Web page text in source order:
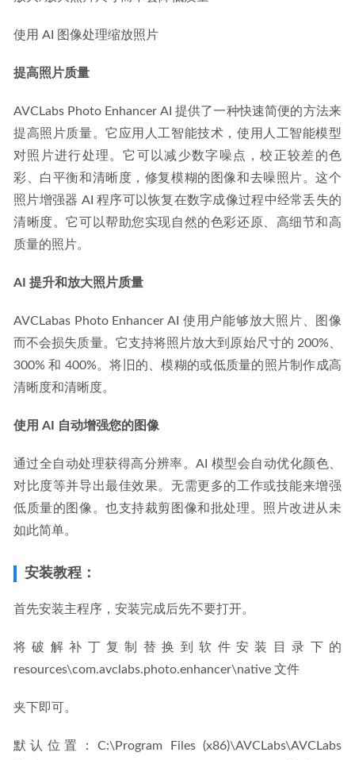
使用 AI 图像处理缩放照片
提高照片质量
AVCLabs Photo Enhancer AI 提供了一种快速简便的方法来
提高照片质量。它应用人工智能技术，使用人工智能模型
对照片进行处理。它可以减少数字噪点，校正较差的色
彩、白平衡和清晰度，修复模糊的图像和去噪照片。这个
照片增强器 AI 程序可以恢复在数字成像过程中经常丢失的
清晰度。它可以帮助您实现自然的色彩还原、高细节和高
质量的照片。
AI 提升和放大照片质量
AVCLabas Photo Enhancer AI 使用户能够放大照片、图像
而不会损失质量。它支持将照片放大到原始尺寸的 200%、
300% 和 400%。将旧的、模糊的或低质量的照片制作成高
清晰度和清晰度。
使用 AI 自动增强您的图像
通过全自动处理获得高分辨率。AI 模型会自动优化颜色、
对比度等并导出最佳效果。无需更多的工作或技能来增强
低质量的图像。也支持裁剪图像和批处理。照片改进从未
如此简单。
安装教程：
首先安装主程序，安装完成后先不要打开。
将破解补丁复制替换到软件安装目录下的
resources\com.avclabs.photo.enhancer\native 文件
夹下即可。
默认位置：C:\Program Files (x86)\AVCLabs\AVCLabs